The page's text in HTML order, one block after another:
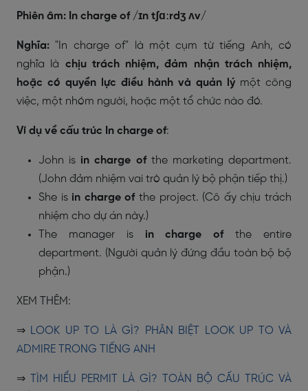
Phiên âm: In charge of /ɪn tʃɑːrdʒ ʌv/
Nghĩa: "In charge of" là một cụm từ tiếng Anh, có
nghĩa là chịu trách nhiệm, đảm nhận trách nhiệm,
hoặc có quyền lực điều hành và quản lý một công
việc, một nhóm người, hoặc một tổ chức nào đó.
Ví dụ về cấu trúc In charge of:
John is in charge of the marketing department.
(John đảm nhiệm vai trò quản lý bộ phận tiếp thị.)
She is in charge ofthe project. (Cô ấy chịu trách
nhiệm cho dự án này.)
The manager is in charge ofthe entire
department. (Người quản lý đứng đầu toàn bộ bộ
phận.)
XEM THÊM:
⇒ LOOK UP TO LÀ GÌ? PHÂN BIỆT LOOK UP TO VÀ
ADMIRE TRONG TIẾNG ANH
⇒
TÌM HIỂU PERMIT LÀ GÌ? TOÀN BỘ CẤU TRÚC VÀ